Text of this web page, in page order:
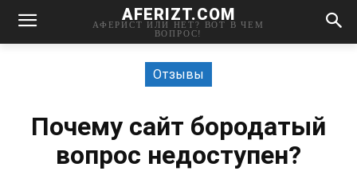
AFERIZT.COM
АФЕРИСТ ИЛИ НЕТ? ВОТ В ЧЕМ
ВОПРОС!
Отзывы
Почему сайт бородатый
вопрос недоступен?